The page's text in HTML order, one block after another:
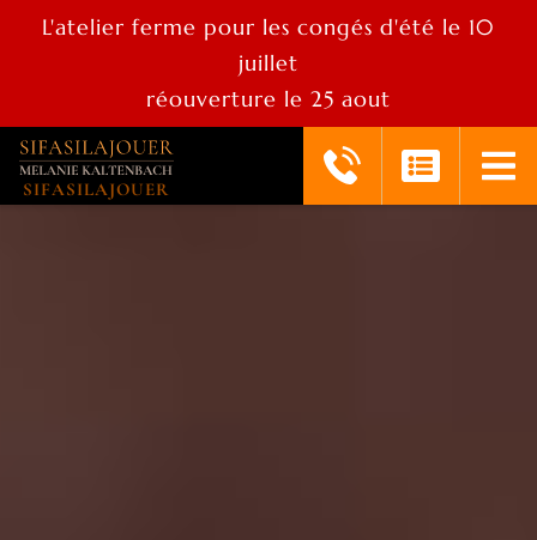
L'atelier ferme pour les congés d'été le 10
juillet
réouverture le 25 aout
SIFASILAJOUER